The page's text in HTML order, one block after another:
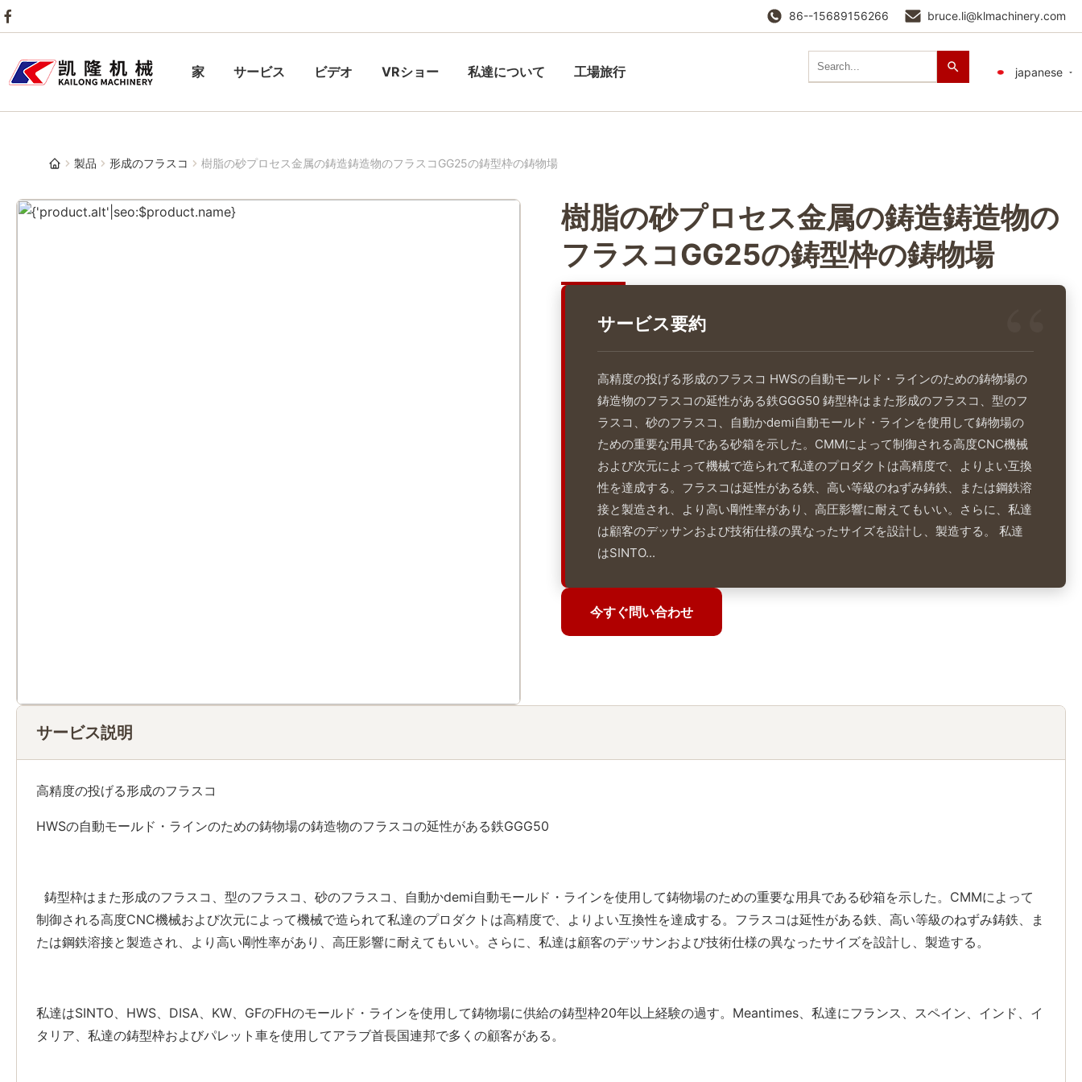
86--15689156266 bruce.li@klmachinery.com
家 サービス ビデオ VRショー 私達について 工場旅行 japanese
製品 形成のフラスコ 樹脂の砂プロセス金属の鋳造鋳造物のフラスコGG25の鋳型枠の鋳物場
樹脂の砂プロセス金属の鋳造鋳造物の
フラスコGG25の鋳型枠の鋳物場
サービス要約
高精度の投げる形成のフラスコ HWSの自動モールド・ラインのための鋳物場の
鋳造物のフラスコの延性がある鉄GGG50 鋳型枠はまた形成のフラスコ、型のフ
ラスコ、砂のフラスコ、自動かdemi自動モールド・ラインを使用して鋳物場の
ための重要な用具である砂箱を示した。CMMによって制御される高度CNC機械
および次元によって機械で造られて私達のプロダクトは高精度で、よりよい互換
性を達成する。フラスコは延性がある鉄、高い等級のねずみ鋳鉄、または鋼鉄溶
接と製造され、より高い剛性率があり、高圧影響に耐えてもいい。さらに、私達
は顧客のデッサンおよび技術仕様の異なったサイズを設計し、製造する。 私達
はSINTO...
今すぐ問い合わせ
今すぐ問い合わせ
サービス説明
高精度の投げる形成のフラスコ
HWSの自動モールド・ラインのための鋳物場の鋳造物のフラスコの延性がある鉄GGG50
鋳型枠はまた形成のフラスコ、型のフラスコ、砂のフラスコ、自動かdemi自動モールド・ラインを使用して鋳物場のための重要な用具である砂箱を示した。CMMによって
制御される高度CNC機械および次元によって機械で造られて私達のプロダクトは高精度で、よりよい互換性を達成する。フラスコは延性がある鉄、高い等級のねずみ鋳鉄、ま
たは鋼鉄溶接と製造され、より高い剛性率があり、高圧影響に耐えてもいい。さらに、私達は顧客のデッサンおよび技術仕様の異なったサイズを設計し、製造する。
私達はSINTO、HWS、DISA、KW、GFのFHのモールド・ラインを使用して鋳物場に供給の鋳型枠20年以上経験の過す。Meantimes、私達にフランス、スペイン、インド、イ
タリア、私達の鋳型枠およびパレット車を使用してアラブ首長国連邦で多くの顧客がある。